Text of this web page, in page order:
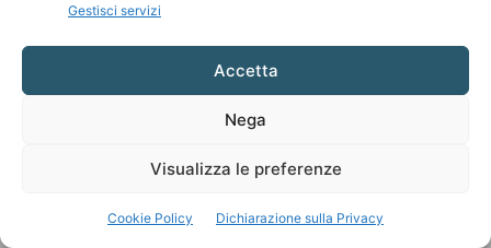
Gestisci servizi
Accetta
Nega
Visualizza le preferenze
Cookie Policy Dichiarazione sulla Privacy